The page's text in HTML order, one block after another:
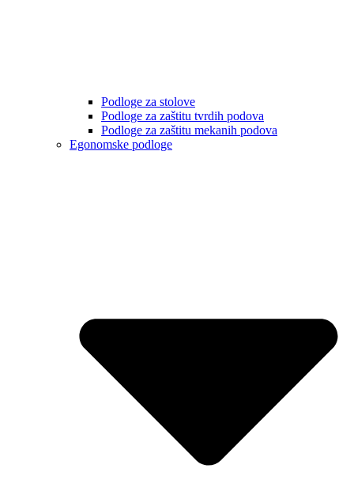
Podloge za stolove
Podloge za zaštitu tvrdih podova
Podloge za zaštitu mekanih podova
Egonomske podloge